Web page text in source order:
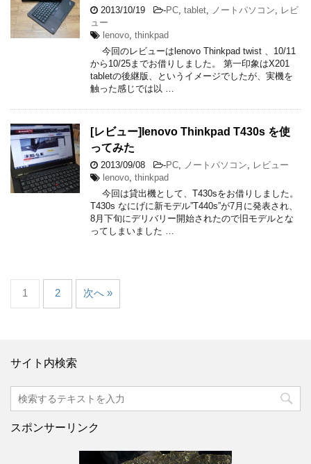
2013/10/19 -PC, tablet, ノートパソコン, レビ
ュー
lenovo, thinkpad
今回のレビューはlenovo Thinkpad twist 、10/11
から10/25までお借りしました。 第一印象はX201
tabletの後継版、というイメージでしたが、実機を
触った感じでは以 …
[レビュー]lenovo Thinkpad T430s を使
ってみた
2013/09/08 -PC, ノートパソコン, レビュー
lenovo, thinkpad
今回は貸出機として、T430sをお借りしました。
T430s なにげに新モデル”T440s”が7月に発表され、
8月下旬にデリバリー開始されたので旧モデルとな
ってしまいました …
1 2 次へ »
サイト内検索
スポンサーリンク